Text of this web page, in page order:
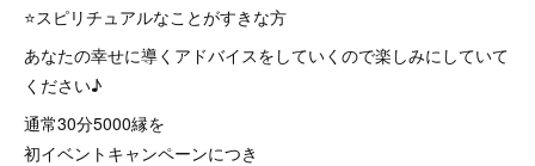
⭐️スピリチュアルなことがすきな方
あなたの幸せに導くアドバイスをしていくので楽しみにしていて
ください♪
通常30分5000縁を
初イベントキャンペーンにつき